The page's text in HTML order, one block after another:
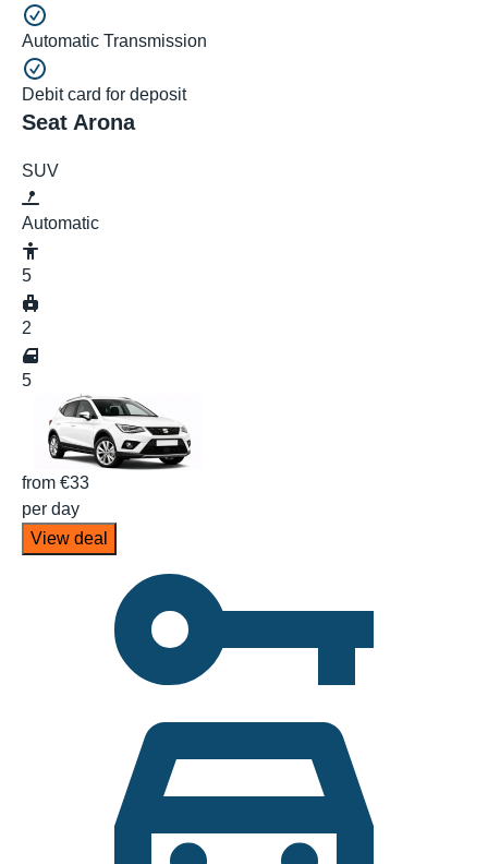
Automatic Transmission
Debit card for deposit
Seat Arona
SUV
Automatic
5
2
5
from €33
per day
View deal